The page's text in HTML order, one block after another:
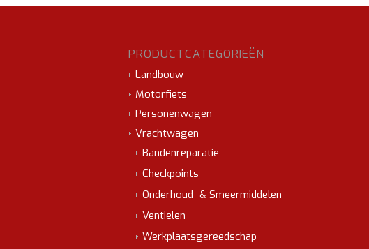
PRODUCTCATEGORIEËN
Landbouw
Motorfiets
Personenwagen
Vrachtwagen
Bandenreparatie
Checkpoints
Onderhoud- & Smeermiddelen
Ventielen
Werkplaatsgereedschap